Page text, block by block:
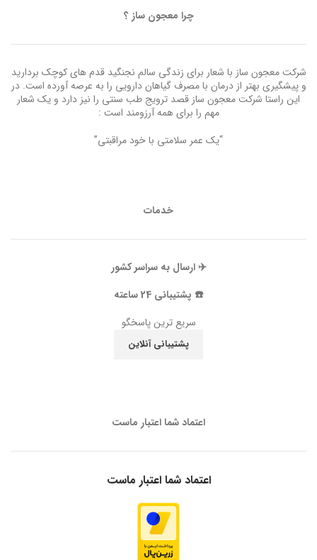
چرا معجون ساز ؟
شرکت معجون ساز با شعار برای زندگی سالم نجنگید قدم های کوچک بردارید
و پیشگیری بهتر از درمان با مصرف گیاهان دارویی را به عرصه آورده است. در
این راستا شرکت معجون ساز قصد ترویج طب سنتی را نیز دارد و یک شعار
مهم را برای همه آرزومند است :
“یک عمر سلامتی با خود مراقبتی”
خدمات
✈️ ارسال به سراسر کشور
☎️ پشتیبانی 24 ساعته
سریع ترین پاسخگو
پشتیبانی آنلاین
اعتماد شما اعتبار ماست
اعتماد شما اعتبار ماست